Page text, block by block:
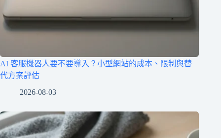
AI 客服機器人要不要導入？小型網站的成本、限制與替
代方案評估
2026-08-03